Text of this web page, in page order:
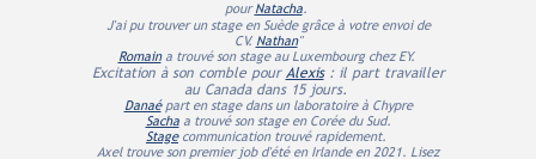
pourNatacha.
J'ai pu trouver un stage en Suède grâce à votre envoi de
CV. Nathan"
Romaina trouvé son stage au Luxembourg chez EY.
Excitation à son comble pour Alexis: il part travailler
au Canada dans 15 jours.
Danaépart en stage dans un laboratoire à Chypre
Sachaa trouvé son stage en Corée du Sud.
Stagecommunication trouvé rapidement.
Axel trouve son premier job d'été en Irlande en 2021. Lisez